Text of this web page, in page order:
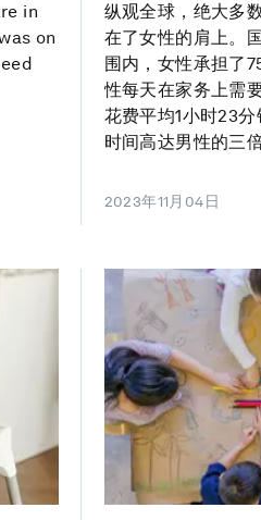
in
on
纵观全球，绝大多
在了女性的肩上。
围内，女性承担了
性每天在家务上需
花费平均1小时23
时间高达男性的三倍
2023年11月04日